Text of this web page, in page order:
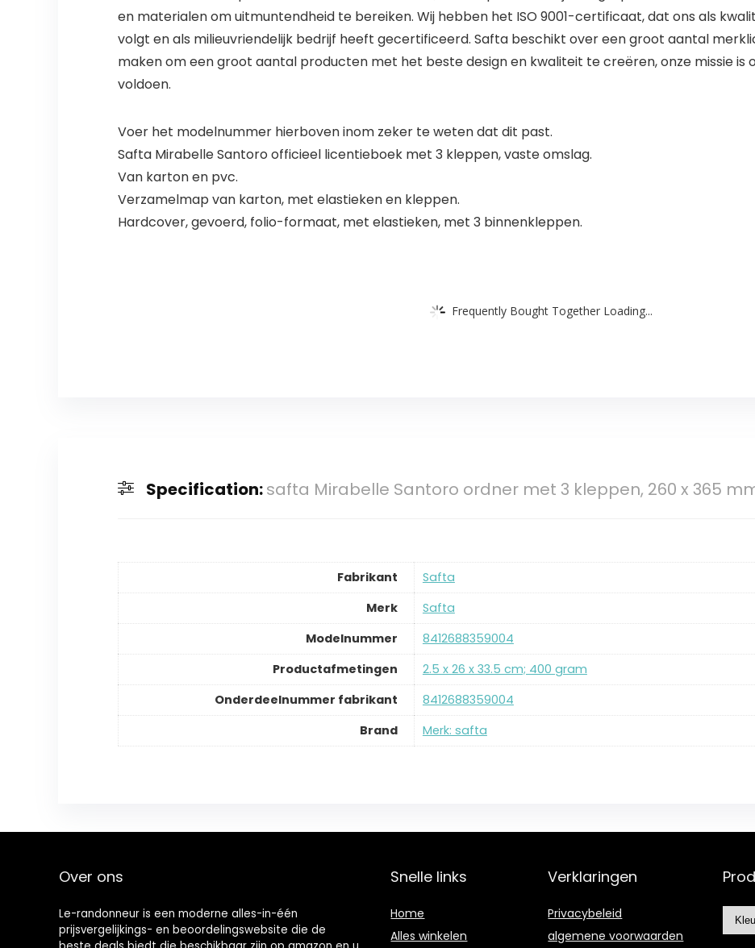
en materialen om uitmuntendheid te bereiken. Wij hebben het ISO 9001-certificaat, dat ons als
volgt en als milieuvriendelijk bedrijf heeft gecertificeerd. Safta beschikt over een groot aantal
maken om een groot aantal producten met het beste design en kwaliteit te creëren, onze missie is
voldoen.
Voer het modelnummer hierboven inom zeker te weten dat dit past.
Safta Mirabelle Santoro officieel licentieboek met 3 kleppen, vaste omslag.
Van karton en pvc.
Verzamelmap van karton, met elastieken en kleppen.
Hardcover, gevoerd, folio-formaat, met elastieken, met 3 binnenkleppen.
Frequently Bought Together Loading...
Specification:safta Mirabelle Santoro ordner met 3 kleppen, 260 x 365
Fabrikant
‎Safta
Merk
‎Safta
Modelnummer
‎8412688359004
Productafmetingen
‎2.5 x 26 x 33.5 cm; 400 gram
Onderdeelnummer fabrikant
‎8412688359004
Brand
Merk: safta
Over ons
Le-randonneur is een moderne alles-in-één
prijsvergelijkings- en beoordelingswebsite die de
Snelle links
Home
Alles winkelen
Verklaringen
Privacybeleid
algemene voorwaarden